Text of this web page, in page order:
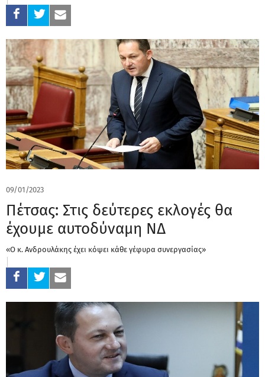
09/01/2023
Πέτσας: Στις δεύτερες εκλογές θα
έχουμε αυτοδύναμη ΝΔ
«Ο κ. Ανδρουλάκης έχει κόψει κάθε γέφυρα συνεργασίας»